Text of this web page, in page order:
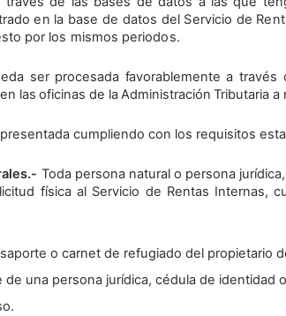
en la base de datos del Servicio de
por los mismos periodos.
ser procesada favorablemente a
las oficinas de la Administración Tributaria a
cumpliendo con los requisitos
Toda persona natural o persona
física al Servicio de Rentas Internas,
o carnet de refugiado del propietario
de una persona jurídica, cédula de identidad